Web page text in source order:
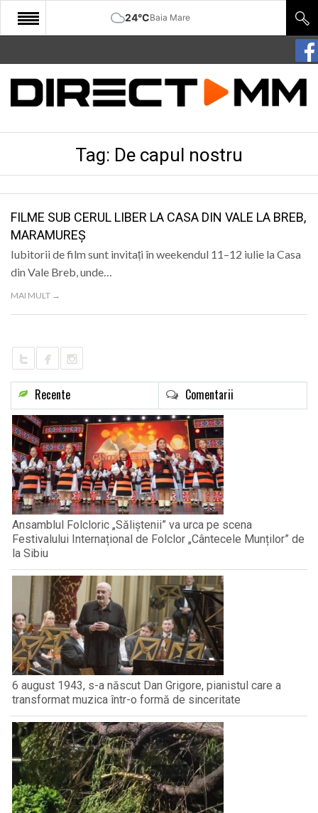
24°CBaia Mare
START
COMUNITATE
SANATATE
SPORT
SPECIAL
POLITIC
Tag: De capul nostru
FILME SUB CERUL LIBER LA CASA DIN VALE LA BREB,
MARAMUREȘ
Iubitorii de film sunt invitați în weekendul 11–12 iulie la Casa
din Vale Breb, unde…
MAI MULT →
Recente Comentarii
Ansamblul Folcloric „Săliștenii” va urca pe scena
Festivalului Internațional de Folclor „Cântecele Munților” de
la Sibiu
6 august 1943, s-a născut Dan Grigore, pianistul care a
transformat muzica într-o formă de sinceritate